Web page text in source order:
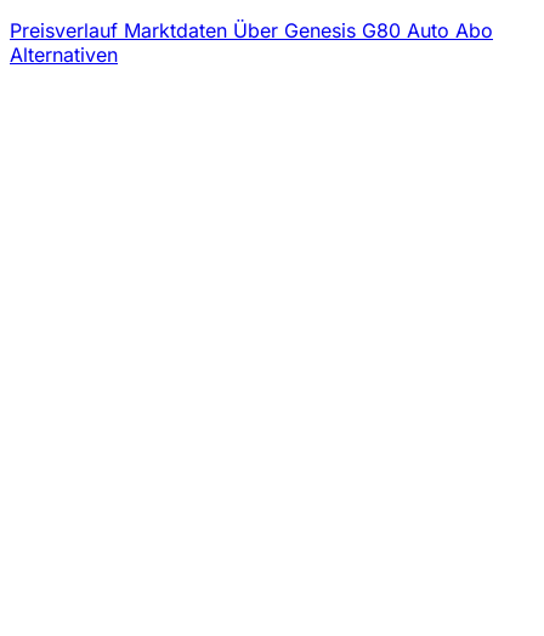
Preisverlauf Marktdaten Über Genesis G80 Auto Abo
Alternativen